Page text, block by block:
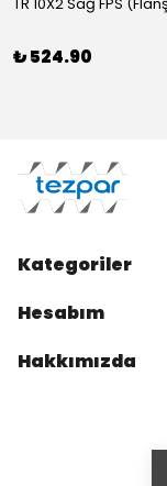
₺ 524.90
Kategoriler
Hesabım
Hakkımızda